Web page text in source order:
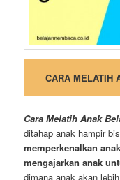
CARA MELATIH
Cara Melatih Anak
ditahap anak hampir
memperkenalkan
mengajarkan anak
dimana anak akan